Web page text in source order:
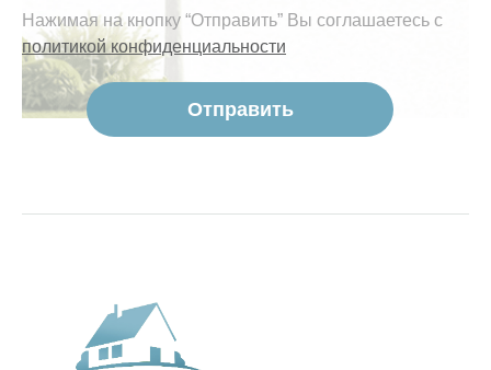
Нажимая на кнопку “Отправить” Вы соглашаетесь с
политикой конфиденциальности